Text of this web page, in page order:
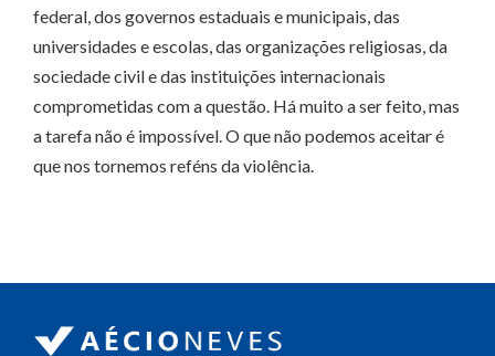
federal, dos governos estaduais e municipais, das
universidades e escolas, das organizações religiosas, da
sociedade civil e das instituições internacionais
comprometidas com a questão. Há muito a ser feito, mas
a tarefa não é impossível. O que não podemos aceitar é
que nos tornemos reféns da violência.